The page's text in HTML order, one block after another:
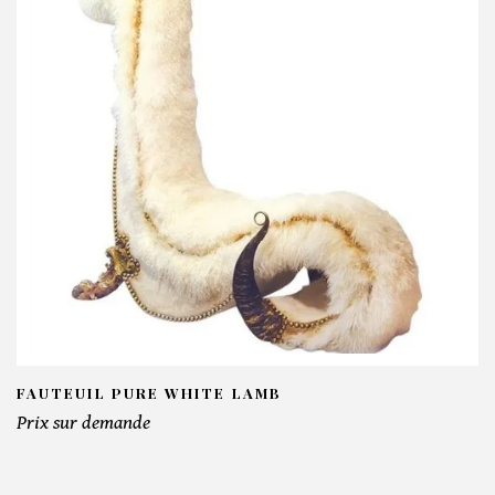
FAUTEUIL PURE WHITE LAMB
Prix sur demande